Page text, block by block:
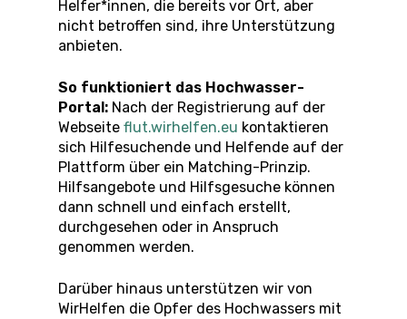
Helfer*innen, die bereits vor Ort, aber
nicht betroffen sind, ihre Unterstützung
anbieten.
So funktioniert das Hochwasser-
Portal: Nach der Registrierung auf der
Webseite flut.wirhelfen.eu kontaktieren
sich Hilfesuchende und Helfende auf der
Plattform über ein Matching-Prinzip.
Hilfsangebote und Hilfsgesuche können
dann schnell und einfach erstellt,
durchgesehen oder in Anspruch
genommen werden.
Darüber hinaus unterstützen wir von
WirHelfen die Opfer des Hochwassers mit